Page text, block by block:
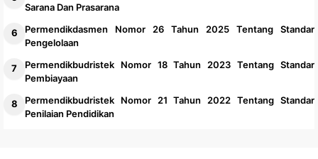
Sarana Dan Prasarana
Permendikdasmen Nomor 26 Tahun 2025 Tentang Standar
Pengelolaan
Permendikbudristek Nomor 18 Tahun 2023 Tentang Standar
Pembiayaan
Permendikbudristek Nomor 21 Tahun 2022 Tentang Standar
Penilaian Pendidikan